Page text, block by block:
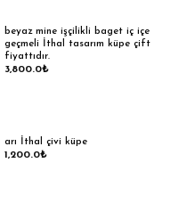
beyaz mine işçilikli baget iç içe
geçmeli İthal tasarım küpe çift
fiyattıdır.
3,800.0₺
arı İthal çivi küpe
1,200.0₺